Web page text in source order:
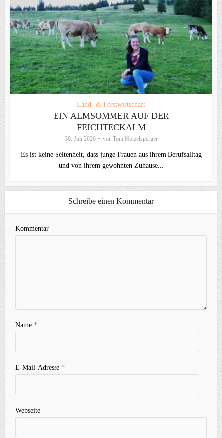
Land- & Forstwirtschaft
EIN ALMSOMMER AUF DER
FEICHTECKALM
30. Juli 2026 von Toni Hötzelsperger
Es ist keine Seltenheit, dass junge Frauen aus ihrem Berufsalltag
und von ihrem gewohnten Zuhause...
Schreibe einen Kommentar
Kommentar
Name*
E-Mail-Adresse*
Webseite